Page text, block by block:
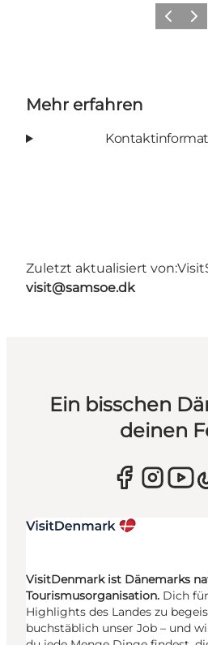
Zurück
Mehr erfahren
Zuletzt aktualisiert von:
visit@samsoe.dk
Ein bisschen
deinen
VisitDenmark ist Dänemarks
Tourismusorganisation. Dich
Highlights des Landes zu
buchstäblich unser Job – und